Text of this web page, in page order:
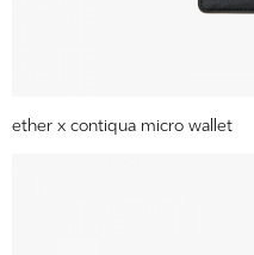
ether x contiqua micro wallet